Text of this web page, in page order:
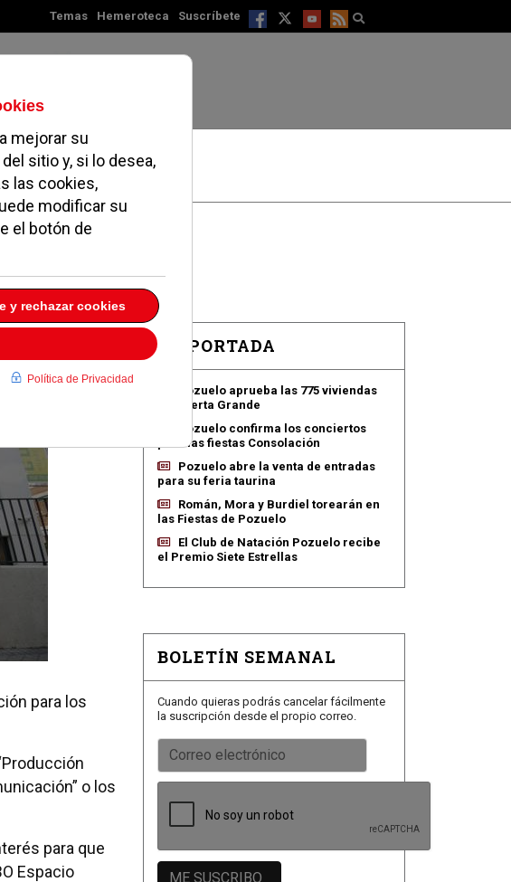
Temas Hemeroteca Suscríbete
SERVICIOS
para los
o los
para que
Espacio
EN PORTADA
Pozuelo aprueba las 775 viviendas
de Huerta Grande
Pozuelo confirma los conciertos
para las fiestas Consolación
Pozuelo abre la venta de entradas
para su feria taurina
Román, Mora y Burdiel torearán en
las Fiestas de Pozuelo
El Club de Natación Pozuelo recibe
el Premio Siete Estrellas
BOLETÍN SEMANAL
Cuando quieras podrás cancelar fácilmente
la suscripción desde el propio correo.